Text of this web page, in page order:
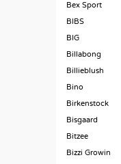
Bex Sport
BIBS
BIG
Billabong
Billieblush
Bino
Birkenstock
Bisgaard
Bitzee
Bizzi Growin